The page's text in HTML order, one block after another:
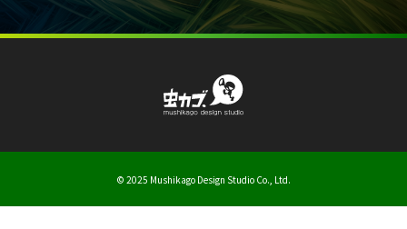
© 2025 Mushikago Design Studio Co., Ltd.